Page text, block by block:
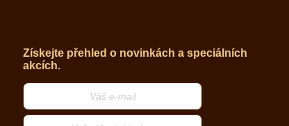
Získejte přehled o novinkách a speciálních
akcích.